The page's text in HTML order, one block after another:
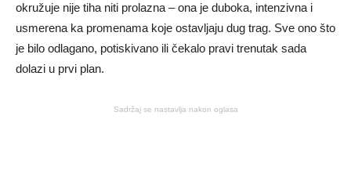
okružuje nije tiha niti prolazna – ona je duboka, intenzivna i
usmerena ka promenama koje ostavljaju dug trag. Sve ono što
je bilo odlagano, potiskivano ili čekalo pravi trenutak sada
dolazi u prvi plan.
Sadržaj se nastavlja nakon oglasa